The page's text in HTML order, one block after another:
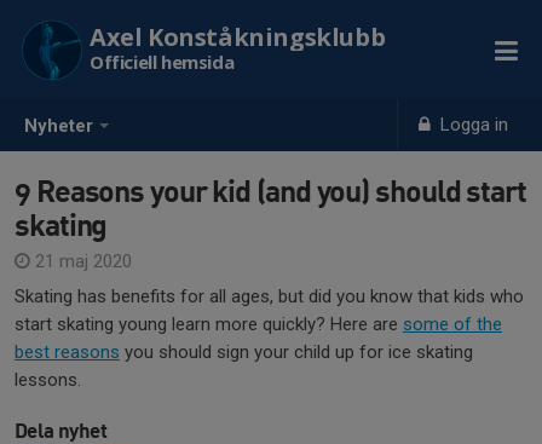
Nyheter Logga in
Axel Konståkningsklubb
Officiell hemsida
9 Reasons your kid (and you) should start
skating
21 maj 2020
Skating has benefits for all ages, but did you know that kids who
start skating young learn more quickly? Here are some of the
best reasons you should sign your child up for ice skating
lessons.
Dela nyhet